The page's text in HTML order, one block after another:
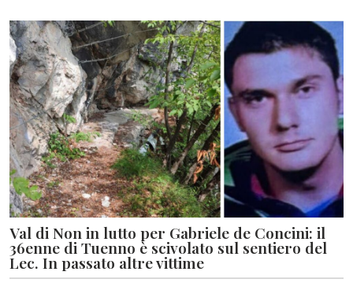
Val di Non in lutto per Gabriele de Concini: il
36enne di Tuenno è scivolato sul sentiero del
Lec. In passato altre vittime